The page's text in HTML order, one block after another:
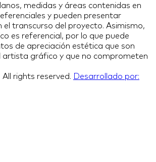
medidas y áreas contenidas en
y pueden presentar
el transcurso del proyecto. Asimismo,
es referencial, por lo que puede
de apreciación estética que son
artista gráfico y que no comprometen
rights reserved.
Desarrollado por: